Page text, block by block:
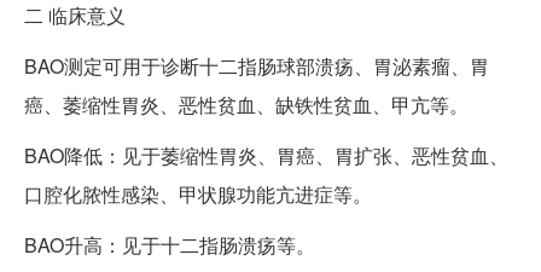
二 临床意义
BAO测定可用于诊断十二指肠球部溃疡、胃泌素瘤、胃
癌、萎缩性胃炎、恶性贫血、缺铁性贫血、甲亢等。
BAO降低：见于萎缩性胃炎、胃癌、胃扩张、恶性贫血、
口腔化脓性感染、甲状腺功能亢进症等。
BAO升高：见于十二指肠溃疡等。